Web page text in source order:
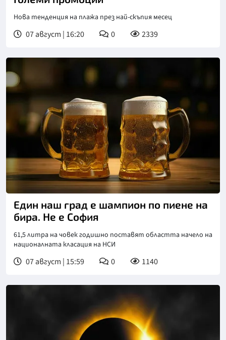
Нова тенденция на плажа през най-скъпия месец
07 август | 16:20 0 2339
Снимка: goggle
Един наш град е шампион по пиене на
бира. Не е София
61,5 литра на човек годишно поставят областта начело на
националната класация на НСИ
07 август | 15:59 0 1140